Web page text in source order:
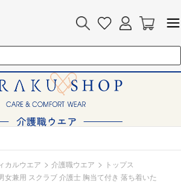
カルウエア > 介護職ウエア > トップス
女兼用 スクラブ 介護士 胸当て付き 落ち着いた